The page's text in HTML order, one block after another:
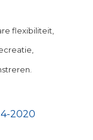
flexibiliteit,
2020